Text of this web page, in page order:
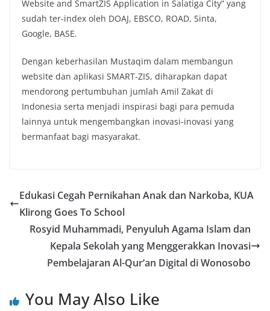
Website and SmartZIS Application in Salatiga City” yang
sudah ter-index oleh DOAJ, EBSCO, ROAD, Sinta,
Google, BASE.
Dengan keberhasilan Mustaqim dalam membangun
website dan aplikasi SMART-ZIS, diharapkan dapat
mendorong pertumbuhan jumlah Amil Zakat di
Indonesia serta menjadi inspirasi bagi para pemuda
lainnya untuk mengembangkan inovasi-inovasi yang
bermanfaat bagi masyarakat.
Edukasi Cegah Pernikahan Anak dan Narkoba, KUA
Klirong Goes To School
Rosyid Muhammadi, Penyuluh Agama Islam dan
Kepala Sekolah yang Menggerakkan Inovasi
Pembelajaran Al-Qur’an Digital di Wonosobo
You May Also Like